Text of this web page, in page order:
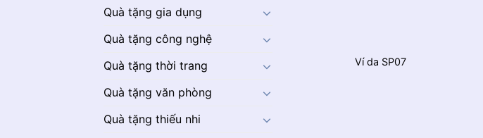
Quà tặng gia dụng
Quà tặng công nghệ
Quà tặng thời trang
Quà tặng văn phòng
Quà tặng thiếu nhi
Ví da SP07